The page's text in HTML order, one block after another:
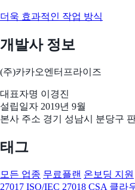
더욱 효과적인 작업 방식
개발사 정보
(주)카카오엔터프라이즈
대표자명 이경진
설립일자 2019년 9월
본사 주소 경기 성남시 분당구
태그
모든 업종 무료플랜 온보딩 지원
27017 ISO/IEC 27018 CSA 클라